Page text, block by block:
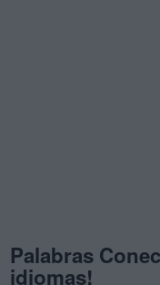
Palabras
idiomas!